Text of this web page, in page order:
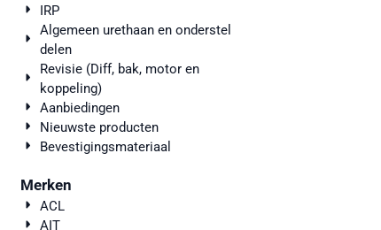
IRP
Algemeen urethaan en onderstel
delen
Revisie (Diff, bak, motor en
koppeling)
Aanbiedingen
Nieuwste producten
Bevestigingsmateriaal
Merken
ACL
AIT